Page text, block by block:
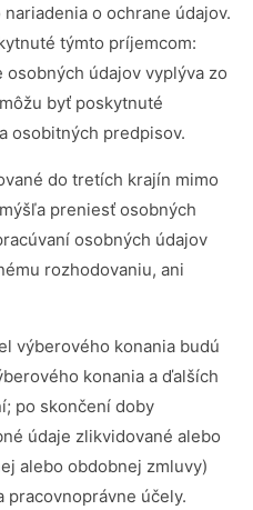
o ochrane údajov.
týmto príjemcom:
údajov vyplýva zo
byť poskytnuté
osobitných predpisov.
do tretích krajín mimo
preniesť osobných
osobných údajov
rozhodovaniu, ani
výberového konania budú
konania a ďalších
po skončení doby
údaje zlikvidované alebo
alebo obdobnej zmluvy)
pracovnoprávne účely.